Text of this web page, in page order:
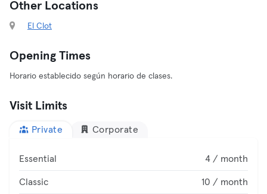
Other Locations
El Clot
Opening Times
Horario establecido según horario de clases.
Visit Limits
Private Corporate
Essential 4 / month
Classic 10 / month